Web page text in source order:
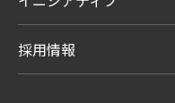
採用情報